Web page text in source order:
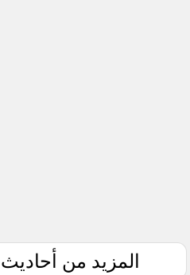
المزيد من